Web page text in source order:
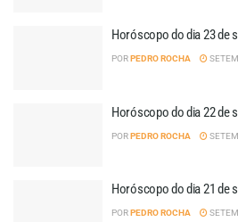
Horóscopo do dia 23 de
PORPEDRO ROCHA
Horóscopo do dia 22 de
PORPEDRO ROCHA
Horóscopo do dia 21 de
PORPEDRO ROCHA